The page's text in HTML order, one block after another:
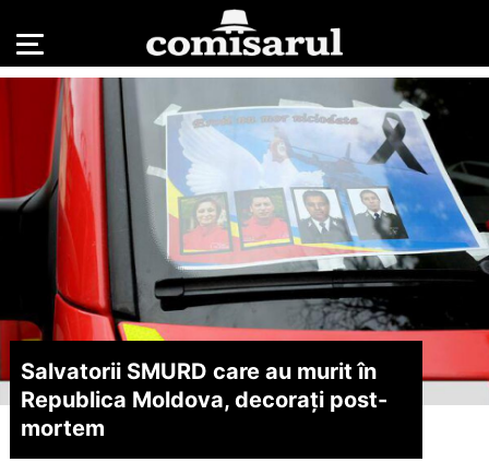
Salvatorii SMURD care au murit în
Republica Moldova, decorați post-
mortem